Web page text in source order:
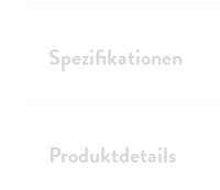
Spezifikationen
Produktdetails